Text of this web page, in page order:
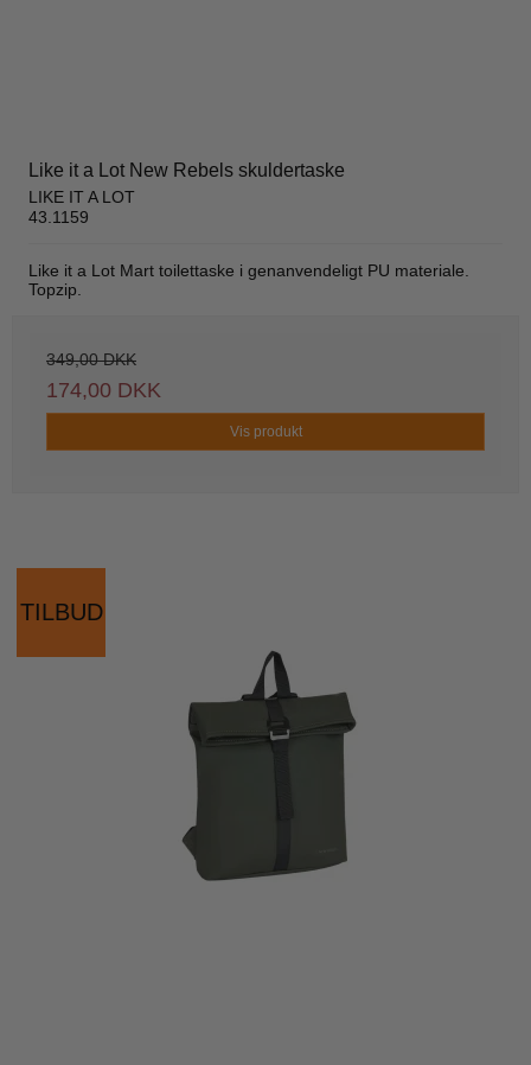
Like it a Lot New Rebels skuldertaske
LIKE IT A LOT
43.1159
Like it a Lot Mart toilettaske i genanvendeligt PU materiale.
Topzip.
349,00 DKK
174,00 DKK
Vis produkt
TILBUD